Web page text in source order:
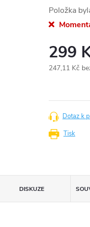
Položka
299
247,11 Kč
Tisk
Dotaz k
DISKUZE